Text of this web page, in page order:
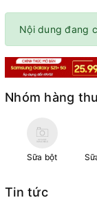
Nội dung đang
Nhóm hàng
Sữa bột
Tin tức